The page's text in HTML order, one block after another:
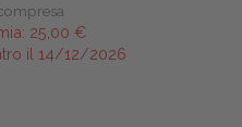
25,00 €
il 14/12/2026